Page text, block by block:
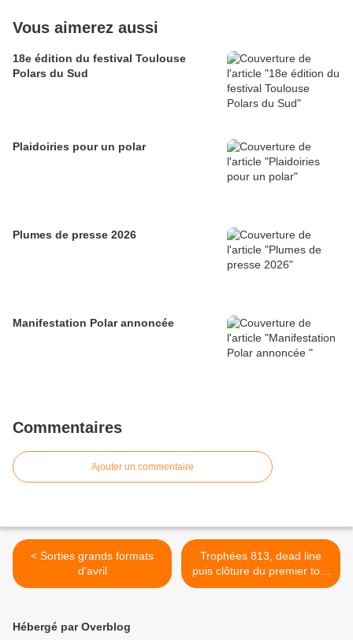
Vous aimerez aussi
18e édition du festival Toulouse
Polars du Sud
Plaidoiries pour un polar
Plumes de presse 2026
Manifestation Polar annoncée
Commentaires
Ajouter un commentaire
< Sorties grands formats
d'avril
Trophées 813, dead line
puis clôture du premier tour
>
Hébergé par Overblog